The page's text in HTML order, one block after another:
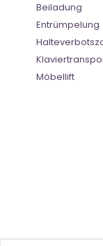
Beiladung
Entrümpelung
Möbellift